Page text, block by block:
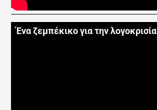
Ένα ζεμπέκικο για την λογοκρισία